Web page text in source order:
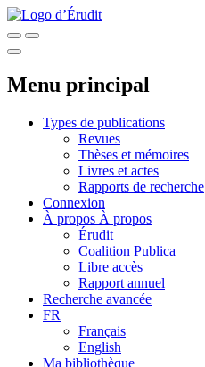
Menu principal
Types de publications
Revues
Thèses et mémoires
Livres et actes
Rapports de recherche
Connexion
À propos À propos
Érudit
Coalition Publica
Libre accès
Rapport annuel
Recherche avancée
FR
Français
English
Ma bibliothèque